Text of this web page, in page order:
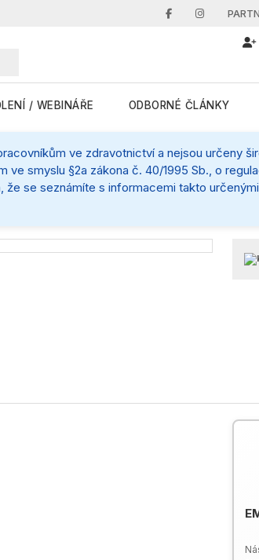
/ WEBINÁŘE ODBORNÉ ČLÁNKY
ve zdravotnictví a nejsou určeny
smyslu §2a zákona č. 40/1995 Sb., o
se seznámíte s informacemi takto